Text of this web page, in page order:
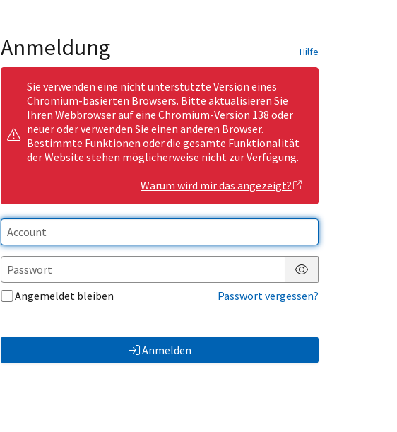
Anmeldung Hilfe
Sie verwenden eine nicht unterstützte Version eines
Chromium-basierten Browsers. Bitte aktualisieren Sie
Ihren Webbrowser auf eine Chromium-Version 138 oder
neuer oder verwenden Sie einen anderen Browser.
Bestimmte Funktionen oder die gesamte Funktionalität
der Website stehen möglicherweise nicht zur Verfügung.
Warum wird mir das angezeigt?
Passwort anzeigen
Angemeldet bleiben
Passwort vergessen?
Anmelden